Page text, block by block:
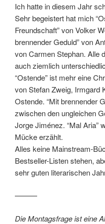
Ich hatte in diesem Jahr
Sehr begeistert hat mich
Freundschaft” von Volker
brennender Geduld” von
von Carmen Stephan. Alle
auch ziemlich
“Ostende” ist mehr eine
von Stefan Zweig, Irmgard
Ostende. “Mit brennender
zwischen den ungleichen
Jorge Jiménez. “Mal Aria”
Mücke erzählt.
Alles keine Mainstream-
Bestseller-Listen stehen,
sehr guten literarischen
———
Die Montagsfrage ist eine